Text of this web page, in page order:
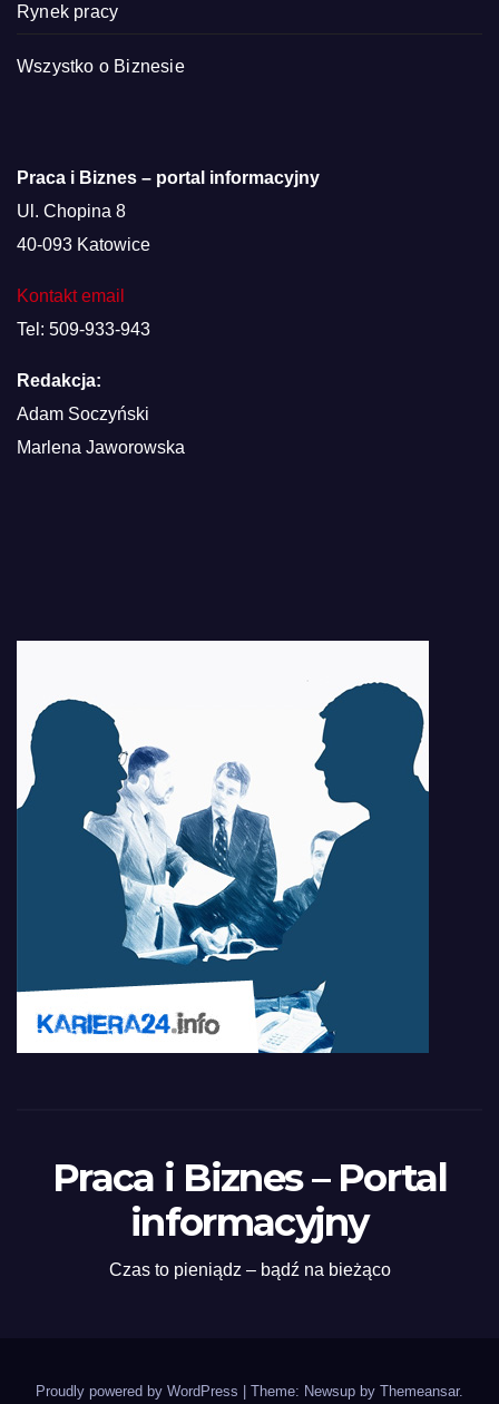
Rynek pracy
Wszystko o Biznesie
Praca i Biznes – portal informacyjny
Ul. Chopina 8
40-093 Katowice
Kontakt email
Tel: 509-933-943
Redakcja:
Adam Soczyński
Marlena Jaworowska
Praca i Biznes – Portal
informacyjny
Czas to pieniądz – bądź na bieżąco
Proudly powered by WordPress Theme: Newsup by Themeansar.